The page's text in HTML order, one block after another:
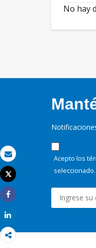
Correo electrónico
Imprimir
Tweet
Share
No hay
Acepto los
seleccionado.